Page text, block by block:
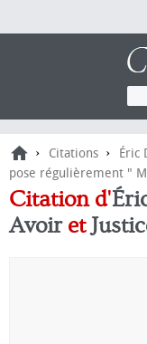
› Citations › Éric
pose régulièrement "
Citation d'
Avoiret